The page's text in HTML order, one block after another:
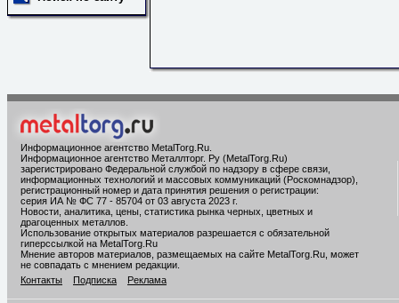
Информационное агентство MetalTorg.Ru
Информационное агентство Металлторг. Ру (MetalTorg.Ru)
зарегистрировано Федеральной службой по надзору в сфере связи,
информационных технологий и массовых коммуникаций (Роскомнадзор),
регистрационный номер и дата принятия решения о регистрации:
серия ИА № ФС 77 - 85704 от 03 августа 2023 г.
Новости, аналитика, цены, статистика рынка черных, цветных и
драгоценных металлов.
Использование открытых материалов разрешается с обязательной
гиперссылкой на MetalTorg.Ru
Мнение авторов материалов, размещаемых на сайте MetalTorg.Ru, может
не совпадать с мнением редакции.
Контакты
Подписка Реклама